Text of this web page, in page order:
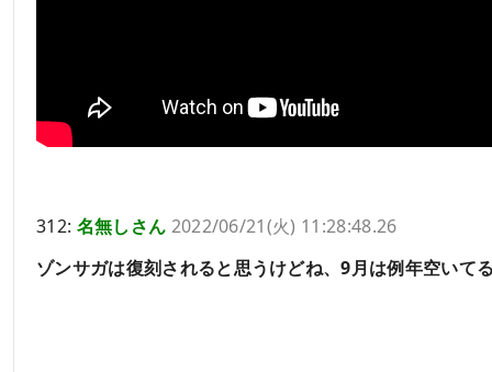
312: 名無しさん 2022/06/21(火) 11:28:48.26
ゾンサガは復刻されると思うけどね、9月は例年空いて